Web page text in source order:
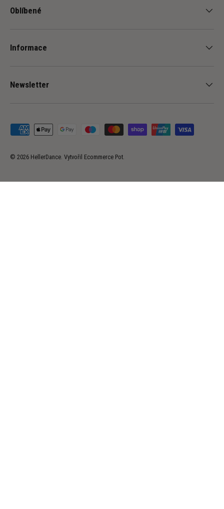
Oblíbené
Informace
Newsletter
Přijímané platební metody
© 2026 HellerDance Vytvořil Ecommerce Pot